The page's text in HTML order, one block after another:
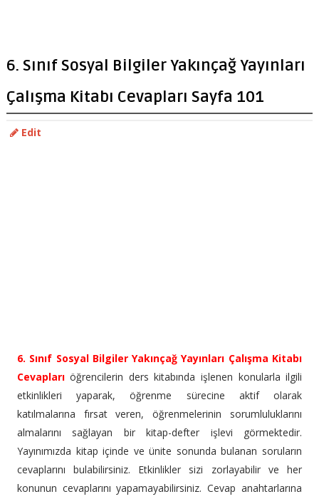
6. Sınıf Sosyal Bilgiler Yakınçağ Yayınları
Çalışma Kitabı Cevapları Sayfa 101
Edit
6. Sınıf Sosyal Bilgiler Yakınçağ Yayınları Çalışma Kitabı
Cevaplarıöğrencilerin ders kitabında işlenen konularla ilgili
etkinlikleri yaparak, öğrenme sürecine aktif olarak
katılmalarına fırsat veren, öğrenmelerinin sorumluluklarını
almalarını sağlayan bir kitap-defter işlevi görmektedir.
Yayınımızda kitap içinde ve ünite sonunda bulanan soruların
cevaplarını bulabilirsiniz. Etkinlikler sizi zorlayabilir ve her
konunun cevaplarını yapamayabilirsiniz. Cevap anahtarlarına